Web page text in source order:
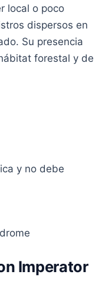
local o poco
dispersos en
Su presencia
forestal y de
y no debe
Imperator